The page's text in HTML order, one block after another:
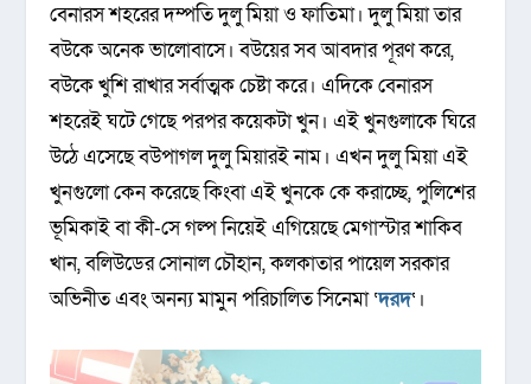
বেনারস শহরের দম্পতি দুলু মিয়া ও ফাতিমা। দুলু মিয়া তার
বউকে অনেক ভালোবাসে। বউয়ের সব আবদার পূরণ করে,
বউকে খুশি রাখার সর্বাত্মক চেষ্টা করে। এদিকে বেনারস
শহরেই ঘটে গেছে পরপর কয়েকটা খুন। এই খুনগুলাকে ঘিরে
উঠে এসেছে বউপাগল দুলু মিয়ারই নাম। এখন দুলু মিয়া এই
খুনগুলো কেন করেছে কিংবা এই খুনকে কে করাচ্ছে, পুলিশের
ভূমিকাই বা কী-সে গল্প নিয়েই এগিয়েছে মেগাস্টার শাকিব
খান, বলিউডের সোনাল চৌহান, কলকাতার পায়েল সরকার
অভিনীত এবং অনন্য মামুন পরিচালিত সিনেমা ‘দরদ‘।